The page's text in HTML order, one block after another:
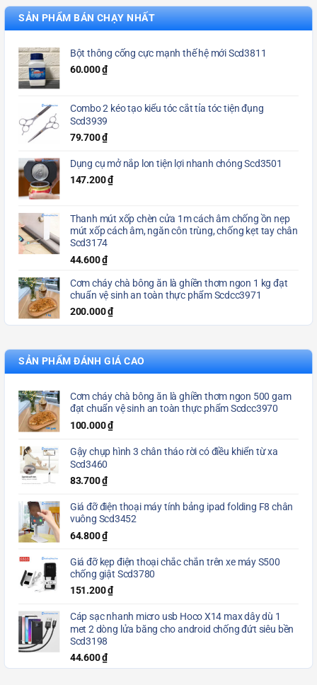
SẢN PHẨM BÁN CHẠY NHẤT
Bột thông cống cực mạnh thế hệ mới Scd3811
60.000₫
Combo 2 kéo tạo kiểu tóc cắt tỉa tóc tiện đụng
Scd3939
79.700₫
Dụng cụ mở nắp lon tiện lợi nhanh chóng Scd3501
147.200₫
Thanh mút xốp chèn cửa 1m cách âm chống ồn nẹp
mút xốp cách âm, ngăn côn trùng, chống kẹt tay chân
Scd3174
44.600₫
Cơm cháy chà bông ăn là ghiền thơm ngon 1 kg đạt
chuẩn vệ sinh an toàn thực phẩm Scdcc3971
200.000₫
SẢN PHẨM ĐÁNH GIÁ CAO
Cơm cháy chà bông ăn là ghiền thơm ngon 500 gam
đạt chuẩn vệ sinh an toàn thực phẩm Scdcc3970
100.000₫
Gậy chụp hình 3 chân tháo rời có điều khiển từ xa
Scd3460
83.700₫
Giá đỡ điện thoại máy tính bảng ipad folding F8 chân
vuông Scd3452
64.800₫
Giá đỡ kẹp điện thoại chắc chắn trên xe máy S500
chống giật Scd3780
151.200₫
Cáp sạc nhanh micro usb Hoco X14 max dây dù 1
met 2 dòng lửa băng cho android chống đứt siêu bền
Scd3198
44.600₫